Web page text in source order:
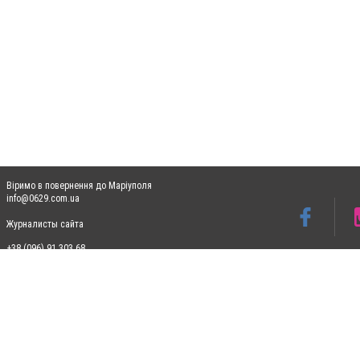
Віримо в повернення до Маріуполя
info@0629.com.ua
Журналисты сайта
+38 (096) 91 303 68